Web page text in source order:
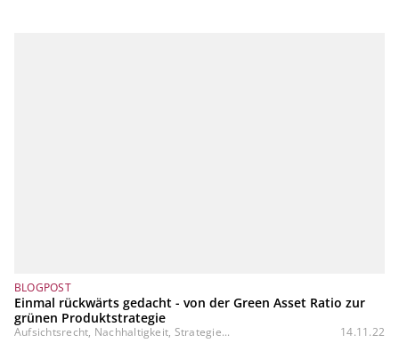
BLOGPOST
Einmal rückwärts gedacht - von der Green Asset Ratio zur
grünen Produktstrategie
Aufsichtsrecht, Nachhaltigkeit, Strategie... 14.11.22